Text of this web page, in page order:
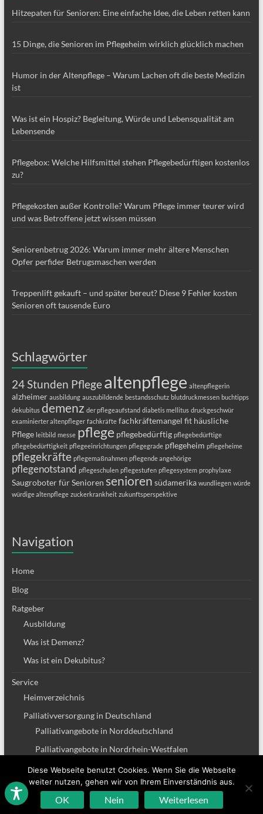
Hitzepaten für Senioren: Eine einfache Idee, die Leben retten kann
15 Dinge, die Senioren im Pflegeheim wirklich glücklich machen
Humor in der Altenpflege – Warum Lachen oft die beste Medizin
ist
Was ist ein Hospiz? Begleitung, Würde und Lebensqualität am
Lebensende
Pflegebox: Welche Hilfsmittel stehen Pflegebedürftigen kostenlos
zu?
Pflegekosten außer Kontrolle? Warum Pflege immer teurer wird
und was Betroffene jetzt wissen müssen
Seniorenbetrug 2026: Warum immer mehr ältere Menschen
Opfer perfider Betrugsmaschen werden
Treppenlift gekauft – und später bereut? Diese 9 Fehler kosten
Senioren oft tausende Euro
Schlagwörter
24 Stunden Pflegealtenpflege altenpflegerin
alzheimer ausbildung auszubildende bestandsschutz blutdruckmessen buchtipps
dekubitus demenz der pflegeaufstand diabetis mellitus druckgeschwür
examinierter altenpfleger fachkräfte fachkräftemangel fit häusliche
Pflege leitbild messe pflege pflegebedürftig pflegebedürftige
pflegebedürftigkeit pflegeeinrichtungen pflegegrade pflegeheim pflegeheime
pflegekräfte pflegemaßnahmen pflegende angehörige
pflegenotstand pflegeschulen pflegestufen pflegesystem prophylaxe
Saugroboter für Senioren senioren südamerika wundliegen würde
würdige altenpflege zuckerkrankheit zukunftsperspektive
Navigation
Home
Blog
Ratgeber
Ausbildung
Was ist Demenz?
Was ist ein Dekubitus?
Service
Heimverzeichnis
Palliativversorgung in Deutschland
Palliativangebote in Norddeutschland
Palliativangebote in Nordrhein-Westfalen
Palliativangebote in Bayern
Palliativangebote in Baden-Württemberg
Palliativangebote in Hessen
Diese Webseite benutzt Cookies. Wenn Sie die Webseite
weiter nutzen, gehen wir von Ihrem Einverständnis aus.
OK Nein Weiterlesen